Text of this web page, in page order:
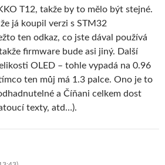
T12, takže by to mělo být stejné.
já koupil verzi s STM32
ten odkaz, co jste dával používá
firmware bude asi jiný. Další
OLED – tohle vypadá na 0.96
ten můj má 1.3 palce. Ono je to
a Číňani celkem dost
texty, atd…).